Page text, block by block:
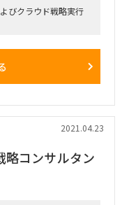
びクラウド戦略実行
推進戦略策定・実行支
参画済）
済）
象
2021.04.23
コンサルタン